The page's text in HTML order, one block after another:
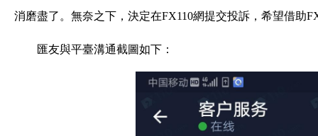
消磨盡了。無奈之下，決定在FX110網提交投訴，希望借助
匯友與平臺溝通截圖如下：